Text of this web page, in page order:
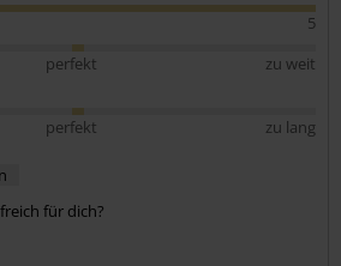
5
perfekt
zu weit
perfekt zu lang
für dich?